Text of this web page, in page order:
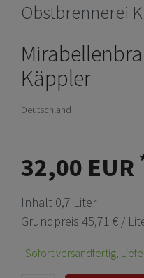
Obstbrennerei
Käppler
Deutschland
32,00 EUR
Inhalt 0,7 Liter
Grundpreis 45,71 € /
Sofort versandfertig,